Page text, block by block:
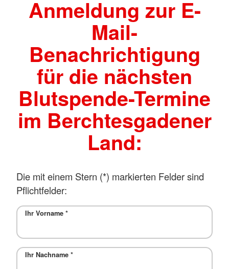
Anmeldung zur E-
Mail-
Benachrichtigung
für die nächsten
Blutspende-Termine
im Berchtesgadener
Land:
Die mit einem Stern (*) markierten Felder sind
Pflichtfelder:
Ihr Vorname *
Ihr Nachname *